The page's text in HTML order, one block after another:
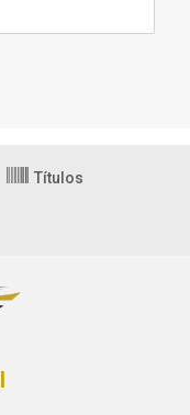
Títulos